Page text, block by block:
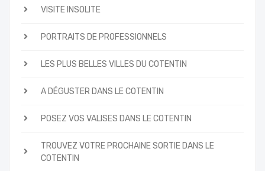
VISITE INSOLITE
PORTRAITS DE PROFESSIONNELS
LES PLUS BELLES VILLES DU COTENTIN
A DÉGUSTER DANS LE COTENTIN
POSEZ VOS VALISES DANS LE COTENTIN
TROUVEZ VOTRE PROCHAINE SORTIE DANS LE
COTENTIN